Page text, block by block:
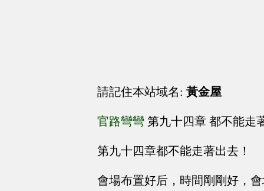
請記住本站域名: 黃金屋
官路彎彎 第九十四章 都不能走
第九十四章都不能走著出去！
會場布置好后，時間剛剛好，